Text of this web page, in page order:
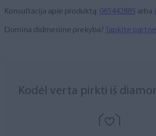
Konsultacija apie produktą: 065442885 arba
Domina didmeninė prekyba? Tapkite
Kodėl verta pirkti iš